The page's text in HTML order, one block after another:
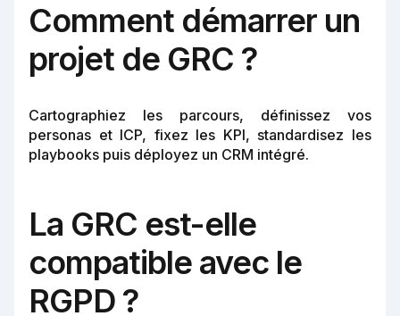
Comment démarrer un
projet de GRC ?
Cartographiez les parcours, définissez vos
personas et ICP, fixez les KPI, standardisez les
playbooks puis déployez un CRM intégré.
La GRC est-elle
compatible avec le
RGPD ?